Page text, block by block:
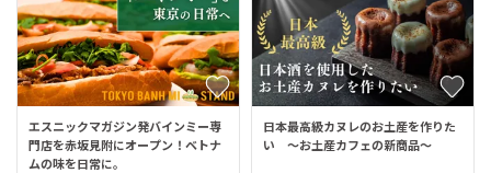
エスニックマガジン発バインミー専
門店を赤坂見附にオープン！ベトナ
ムの味を日常に。
日本最高級カヌレのお土産を作りた
い 〜お土産カフェの新商品〜